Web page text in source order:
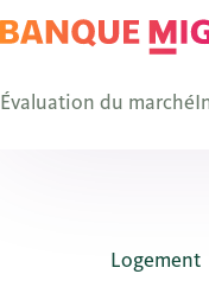
Évaluation du marché
Logement